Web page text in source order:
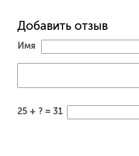
Добавить отзыв
Имя
25 + ? = 31